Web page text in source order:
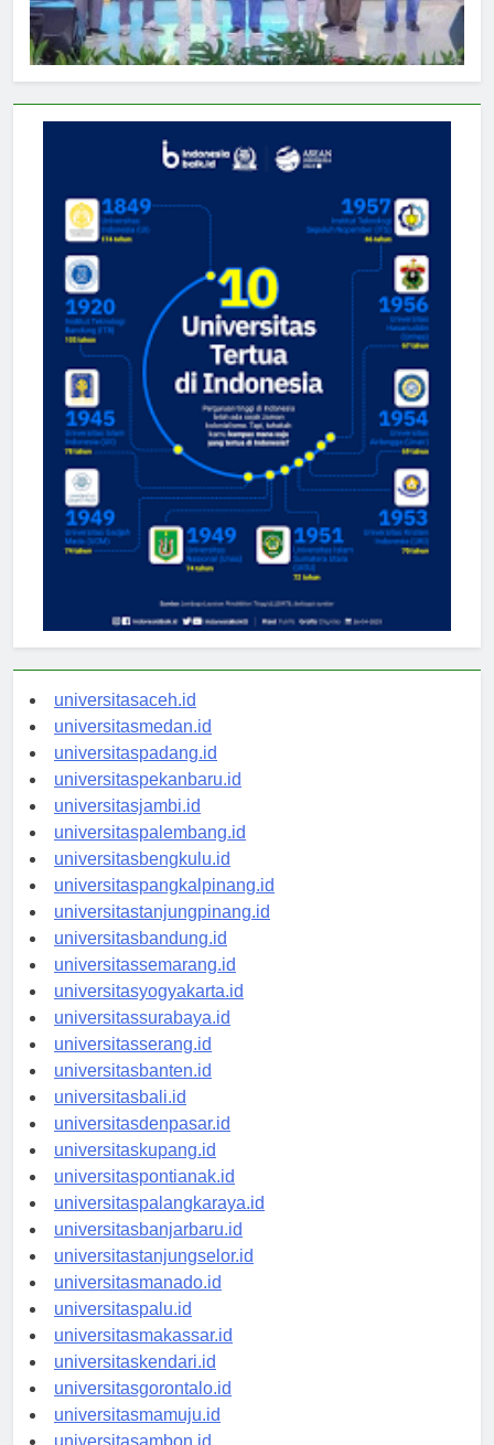
universitasaceh.id
universitasmedan.id
universitaspadang.id
universitaspekanbaru.id
universitasjambi.id
universitaspalembang.id
universitasbengkulu.id
universitaspangkalpinang.id
universitastanjungpinang.id
universitasbandung.id
universitassemarang.id
universitasyogyakarta.id
universitassurabaya.id
universitasserang.id
universitasbanten.id
universitasbali.id
universitasdenpasar.id
universitaskupang.id
universitaspontianak.id
universitaspalangkaraya.id
universitasbanjarbaru.id
universitastanjungselor.id
universitasmanado.id
universitaspalu.id
universitasmakassar.id
universitaskendari.id
universitasgorontalo.id
universitasmamuju.id